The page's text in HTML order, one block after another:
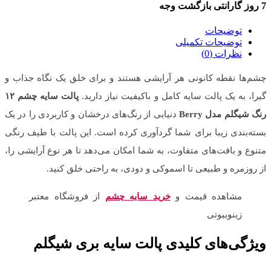
7 روز گارانتی بازگشت وجه
توضیحات
توضیحات تکمیلی
نظرات (0)
چشم‌ها نقطه کانونی هر آرایشی هستند و برای خلق یک نگاه جذاب و
گیرا، به یک پالت سایه کامل و باکیفیت نیاز دارید.
پالت سایه چشم ۱۲
رنگ شیگلم مدل Berry
دنیایی از رنگ‌های درخشان و کاربردی را در یک
بسته‌بندی زیبا برای شما گردآوری کرده است. این پالت با طیف رنگی
متنوع و بافت‌های متفاوت، به شما امکان می‌دهد تا هر نوع آرایشی را،
از روزمره و طبیعی تا اسموکی و دودی، به راحتی خلق کنید.
مشاهده قیمت وخرید سایه چشم از فروشگاه معتبر
زینوبیوتی
ویژگی‌های کلیدی پالت سایه بری شیگلم